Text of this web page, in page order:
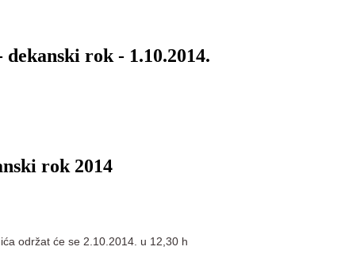
rok - 1.10.2014.
rok 2014
održat će se 2.10.2014. u 12,30 h